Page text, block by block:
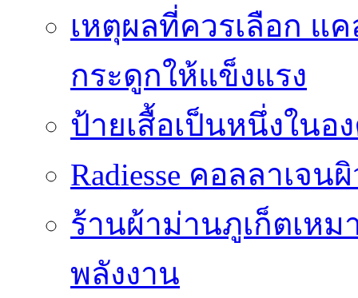
เหตุผลที่ควรเลือก แ
กระดูกให้แข็งแรง
ป้ายเสื้อเป็นหนึ่งใน
Radiesse คอลลาเจน
ร้านผ้าม่านภูเก็ตเห
พลังงาน